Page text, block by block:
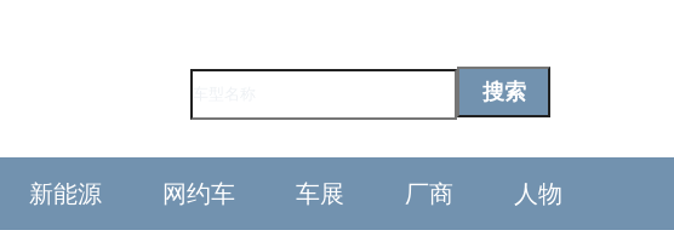
新能源 网约车 车展 厂商 人物